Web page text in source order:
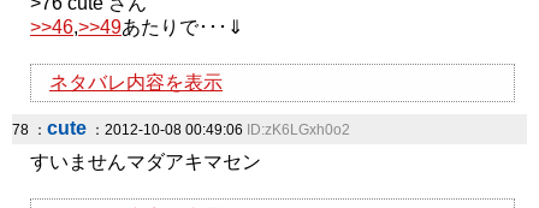
>>46,>>49あたりで･･･⇓
ネタバレ内容を表示
78 ： cute ：2012-10-08 00:49:06 ID:zK6LGxh0o2
すいませんマダアキマセン